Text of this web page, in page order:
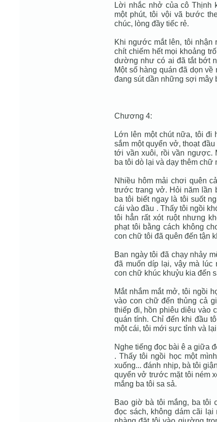
Lời nhắc nhở của cô Thịnh
một phút, tôi vội vã bước
chúc, lòng đầy tiếc rẻ.
Khi ngước mắt lên, tôi nhận
chít chiếm hết mọi khoảng
dường như có ai đã tắt bớt
Một số hàng quán đã dọn
đang sút dần những sợi mây
Chương 4:
Lớn lên một chút nữa, tôi đi
sắm một quyển vở, thoạt
tới vần xuôi, rồi vần ngược.
ba tôi dò lại và dạy thêm chữ
Nhiều hôm mải chơi quên
trước trang vở. Hỏi năm lần
ba tôi biết ngay là tôi suốt
cái vào đầu . Thấy tôi ngồi
tôi hẳn rất xót ruột nhưng
phạt tôi bằng cách không
con chữ tôi đã quên đến tận
Ban ngày tôi đã chạy nhảy
đã muốn díp lại, vậy mà lúc
con chữ khúc khuỷu kia đến
Mắt nhắm mắt mở, tôi ngồi
vào con chữ đến thủng cả
thiếp đi, hồn phiêu diêu vào
quán tính. Chỉ đến khi đầu
một cái, tôi mới sực tỉnh và
Nghe tiếng đọc bài ê a giữa
. Thấy tôi ngồi học một
xuống... đánh nhịp, bà tôi
quyển vở trước mặt tôi ném
mắng ba tôi sa sả.
Bao giờ bà tôi mắng, ba tôi
đọc sách, không dám cãi